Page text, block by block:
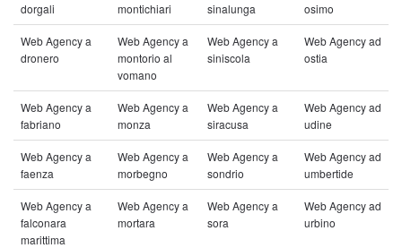
dorgali
montichiari
sinalunga
osimo
Web Agency a
dronero
Web Agency a
montorio al
vomano
Web Agency a
siniscola
Web Agency ad
ostia
Web Agency a
fabriano
Web Agency a
monza
Web Agency a
siracusa
Web Agency ad
udine
Web Agency a
faenza
Web Agency a
morbegno
Web Agency a
sondrio
Web Agency ad
umbertide
Web Agency a
falconara
marittima
Web Agency a
mortara
Web Agency a
sora
Web Agency ad
urbino